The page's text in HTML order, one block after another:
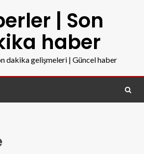
| Son
haber
dakika gelişmeleri | Güncel haber